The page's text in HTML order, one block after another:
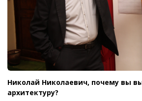
Николай Николаевич, почему вы
архитектуру?